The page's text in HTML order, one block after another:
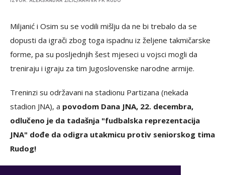
Miljanić i Osim su se vodili mišlju da ne bi trebalo da se
dopusti da igrači zbog toga ispadnu iz željene takmičarske
forme, pa su posljednjih šest mjeseci u vojsci mogli da
treniraju i igraju za tim Jugoslovenske narodne armije.
Treninzi su održavani na stadionu Partizana (nekada
stadion JNA), a povodom Dana JNA, 22. decembra,
odlučeno je da tadašnja "fudbalska reprezentacija
JNA" dođe da odigra utakmicu protiv seniorskog tima
Rudog!